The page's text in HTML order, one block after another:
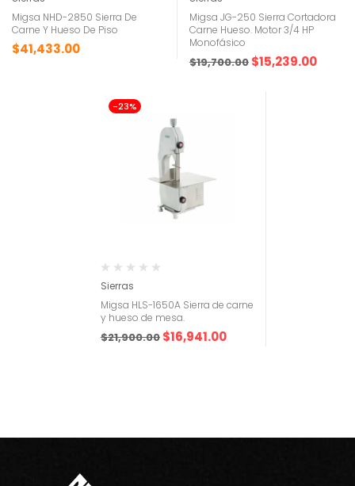
Migsa NHD-2850 Sierra De
Carne Y Hueso De Piso
$41,433.00
Migsa JG-250 Sierra Cortadora
Carne Hueso. Motor 3/4 HP
Monofásico
$19,700.00 $15,239.00
-23%
Sierras
Migsa HLS-1650A Sierra de carne
y hueso de mesa.
$21,900.00 $16,941.00